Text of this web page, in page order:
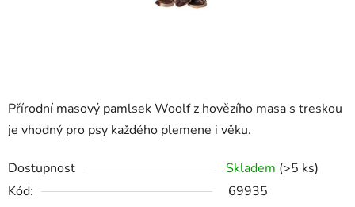
Přírodní masový pamlsek Woolf z hovězího masa s treskou
je vhodný pro psy každého plemene i věku.
Dostupnost Skladem (>5 ks)
Kód:
69935